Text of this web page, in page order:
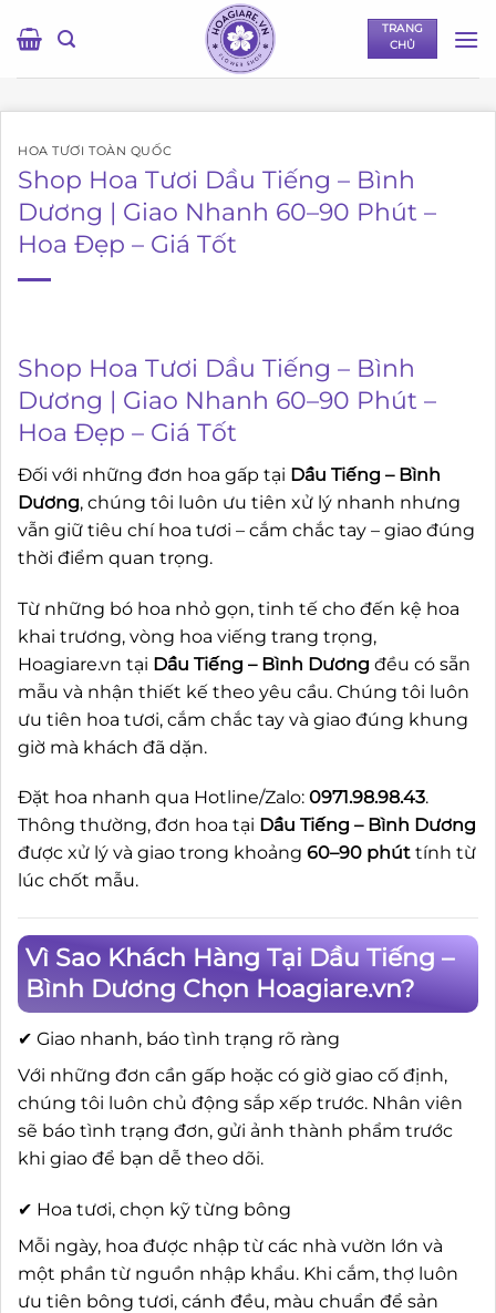
qua
TRANG
CHỦ
HOA TƯƠI TOÀN QUỐC
Shop Hoa Tươi Dầu Tiếng – Bình
Dương | Giao Nhanh 60–90 Phút –
Hoa Đẹp – Giá Tốt
Shop Hoa Tươi Dầu Tiếng – Bình
Dương | Giao Nhanh 60–90 Phút –
Hoa Đẹp – Giá Tốt
Đối với những đơn hoa gấp tại Dầu Tiếng – Bình
Dương, chúng tôi luôn ưu tiên xử lý nhanh nhưng
vẫn giữ tiêu chí hoa tươi – cắm chắc tay – giao đúng
thời điểm quan trọng.
Từ những bó hoa nhỏ gọn, tinh tế cho đến kệ hoa
khai trương, vòng hoa viếng trang trọng,
Hoagiare.vn tại Dầu Tiếng – Bình Dương đều có sẵn
mẫu và nhận thiết kế theo yêu cầu. Chúng tôi luôn
ưu tiên hoa tươi, cắm chắc tay và giao đúng khung
giờ mà khách đã dặn.
Đặt hoa nhanh qua Hotline/Zalo: 0971.98.98.43.
Thông thường, đơn hoa tại Dầu Tiếng – Bình Dương
được xử lý và giao trong khoảng 60–90 phút tính từ
lúc chốt mẫu.
Vì Sao Khách Hàng Tại Dầu Tiếng –
Bình Dương Chọn Hoagiare.vn?
✔ Giao nhanh, báo tình trạng rõ ràng
Với những đơn cần gấp hoặc có giờ giao cố định,
chúng tôi luôn chủ động sắp xếp trước. Nhân viên
sẽ báo tình trạng đơn, gửi ảnh thành phẩm trước
khi giao để bạn dễ theo dõi.
✔ Hoa tươi, chọn kỹ từng bông
Mỗi ngày, hoa được nhập từ các nhà vườn lớn và
một phần từ nguồn nhập khẩu. Khi cắm, thợ luôn
ưu tiên bông tươi, cánh đều, màu chuẩn để sản